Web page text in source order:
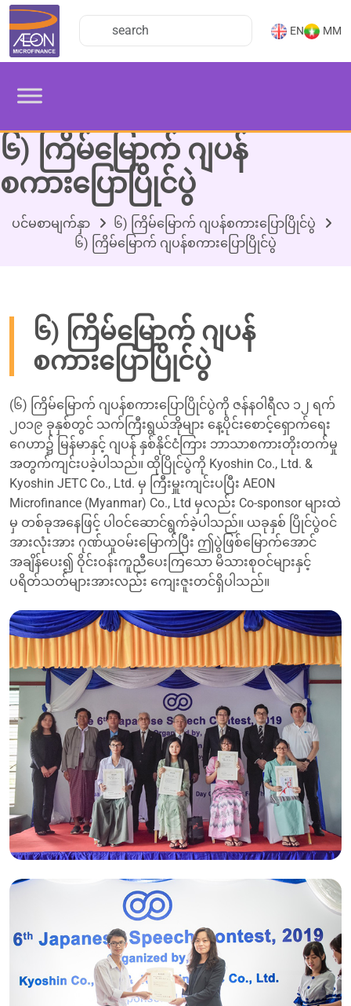
EN MM
၆) ကြိမ်မြောက် ဂျပန်
စကားပြောပြိုင်ပွဲ
ပင်မစာမျက်နှာ
၆) ကြိမ်မြောက် ဂျပန်စကားပြောပြိုင်ပွဲ
၆) ကြိမ်မြောက် ဂျပန်စကားပြောပြိုင်ပွဲ
၆) ကြိမ်မြောက် ဂျပန်
စကားပြောပြိုင်ပွဲ
(၆) ကြိမ်မြောက် ဂျပန်စကားပြောပြိုင်ပွဲကို ဇန်နဝါရီလ ၁၂ ရက်
၂၀၁၉ ခုနှစ်တွင် သက်ကြီးရွယ်အိုများ နေ့ပိုင်းစောင့်ရှောက်ရေး
ဂေဟာ၌ မြန်မာနှင့် ဂျပန် နှစ်နိုင်ငံကြား ဘာသာစကားတိုးတက်မှု
အတွက်ကျင်းပခဲ့ပါသည်။ ထိုပြိုင်ပွဲကို Kyoshin Co., Ltd. &
Kyoshin JETC Co., Ltd. မှ ကြီးမှူးကျင်းပပြီး AEON
Microfinance (Myanmar) Co., Ltd မှလည်း Co-sponsor များထဲ
မှ တစ်ခုအနေဖြင့် ပါဝင်ဆောင်ရွက်ခဲ့ပါသည်။ ယခုနှစ် ပြိုင်ပွဲဝင်
အားလုံးအား ဂုဏ်ယူဝမ်းမြောက်ပြီး ဤပွဲဖြစ်မြောက်အောင်
အချိန်ပေး၍ ဝိုင်းဝန်းကူညီပေးကြသော မိသားစုဝင်များနှင့်
ပရိတ်သတ်များအားလည်း ကျေးဇူးတင်ရှိပါသည်။